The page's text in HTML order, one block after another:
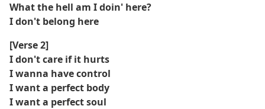
What the hell am I doin' here?
I don't belong here
[Verse 2]
I don't care if it hurts
I wanna have control
I want a perfect body
I want a perfect soul